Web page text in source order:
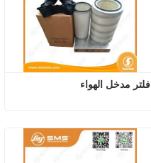
فلتر مدخل الهواء